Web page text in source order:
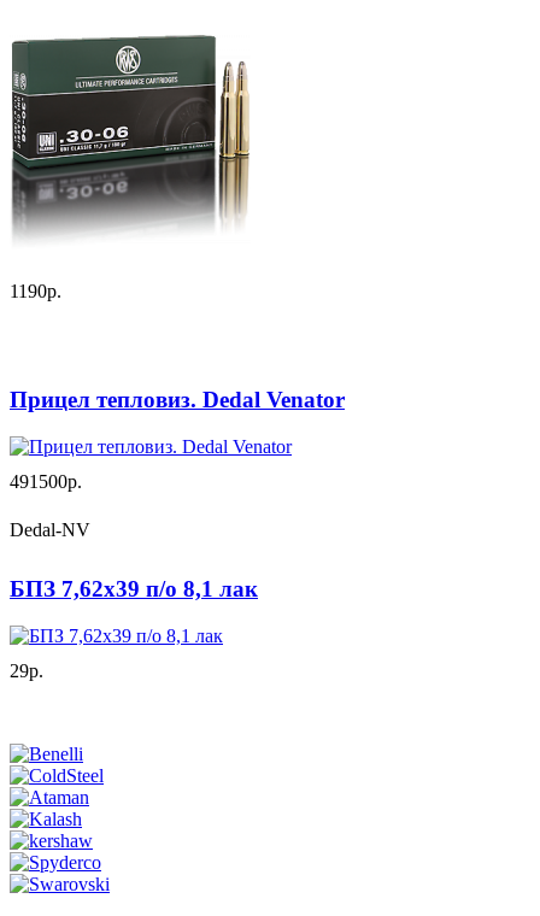
1190р.
Прицел тепловиз. Dedal Venator
491500р.
Dedal-NV
БПЗ 7,62х39 п/о 8,1 лак
29р.